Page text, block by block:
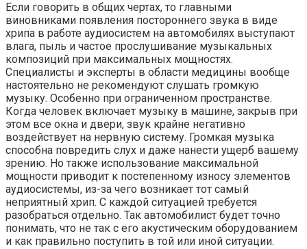
Если говорить в общих чертах, то главными
виновниками появления постороннего звука в виде
хрипа в работе аудиосистем на автомобилях выступают
влага, пыль и частое прослушивание музыкальных
композиций при максимальных мощностях.
Специалисты и эксперты в области медицины вообще
настоятельно не рекомендуют слушать громкую
музыку. Особенно при ограниченном пространстве.
Когда человек включает музыку в машине, закрыв при
этом все окна и двери, звук крайне негативно
воздействует на нервную систему. Громкая музыка
способна повредить слух и даже нанести ущерб вашему
зрению. Но также использование максимальной
мощности приводит к постепенному износу элементов
аудиосистемы, из-за чего возникает тот самый
неприятный хрип. С каждой ситуацией требуется
разобраться отдельно. Так автомобилист будет точно
понимать, что не так с его акустическим оборудованием
и как правильно поступить в той или иной ситуации.